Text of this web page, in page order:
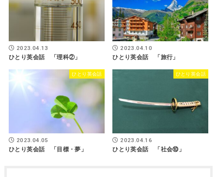
2023.04.13
ひとり英会話 「理科②」
2023.04.10
ひとり英会話 「旅行」
ひとり英会話
2023.04.05
ひとり英会話 「目標・夢」
ひとり英会話
2023.04.16
ひとり英会話 「社会⑩」